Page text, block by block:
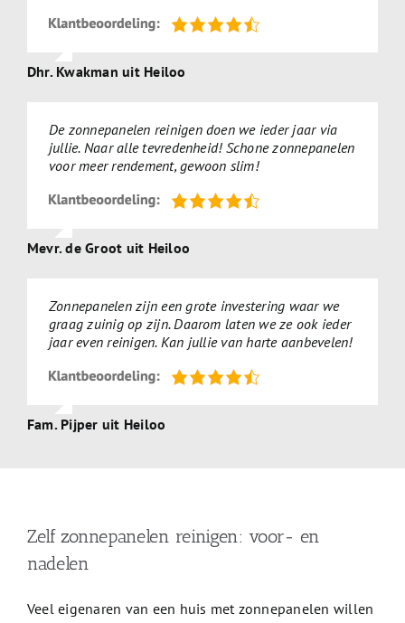
Dhr. Kwakman uit Heiloo
De zonnepanelen reinigen doen we ieder jaar via
jullie. Naar alle tevredenheid! Schone zonnepanelen
voor meer rendement, gewoon slim!
Mevr. de Groot uit Heiloo
Zonnepanelen zijn een grote investering waar we
graag zuinig op zijn. Daarom laten we ze ook ieder
jaar even reinigen. Kan jullie van harte aanbevelen!
Fam. Pijper uit Heiloo
Zelf zonnepanelen reinigen: voor- en
nadelen
Veel eigenaren van een huis met zonnepanelen willen